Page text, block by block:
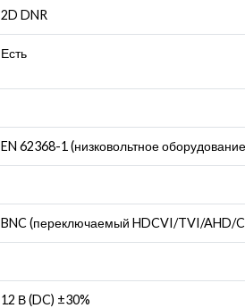
2D DNR
Есть
EN 62368-1 (низковольтное
BNC (переключаемый HDCVI/TVI/AHD/
12 В (DC) ±30%